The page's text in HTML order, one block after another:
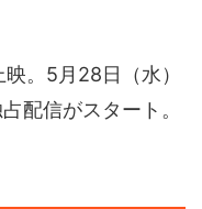
。5月28日（水）
配信がスタート。